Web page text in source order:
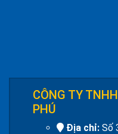
Giá:
CÔNG TY
PHÚ
Địa chỉ: Số